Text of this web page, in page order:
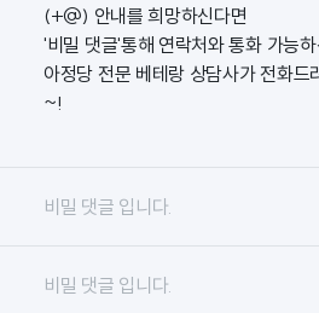
(+@) 안내를 희망하신다면
'비밀 댓글'통해 연락처와 통화 가능
아정당 전문 베테랑 상담사가 전화드
~!
비밀 댓글 입니다.
비밀 댓글 입니다.